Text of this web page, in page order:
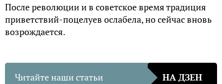
После революции и в советское время традиция
приветствий-поцелуев ослабела, но сейчас вновь
возрождается.
Читайте наши статьи НА ДЗЕН